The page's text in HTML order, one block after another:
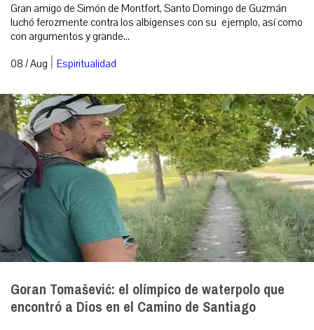
Gran amigo de Simón de Montfort, Santo Domingo de Guzmán
luchó ferozmente contra los albigenses con su ejemplo, así como
con argumentos y grande...
08 / Aug | Espiritualidad
Goran Tomašević: el olímpico de waterpolo que
encontró a Dios en el Camino de Santiago